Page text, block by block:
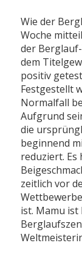
Wie der
Woche
der
dem
positiv
Festgestellt
Normalfall
Aufgrund
die
beginnend
reduziert.
zeitlich vor
ist. Mamu